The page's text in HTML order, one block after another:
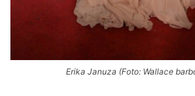
Erika Januza (Foto: Wallace